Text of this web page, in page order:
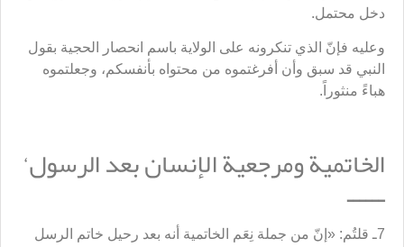
دخل محتمل.
وعليه فإنّ الذي تنكرونه على الولاية باسم انحصار الحجية بقول
النبي قد سبق وأن أفرغتموه من محتواه بأنفسكم، وجعلتموه
هباءً منثوراً.
الخاتمية ومرجعية الإنسان بعد الرسول‘
ــــــ
7ـ قلتُم: «إنّ من جملة نِعَم الخاتمية أنه بعد رحيل خاتم الرسل